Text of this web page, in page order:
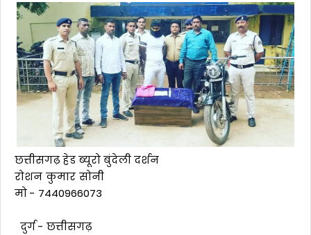
छत्तीसगढ़ हेड ब्यूरो बुंदेली दर्शन
रोशन कुमार सोनी
मो - 7440966073
दुर्ग - छत्तीसगढ़